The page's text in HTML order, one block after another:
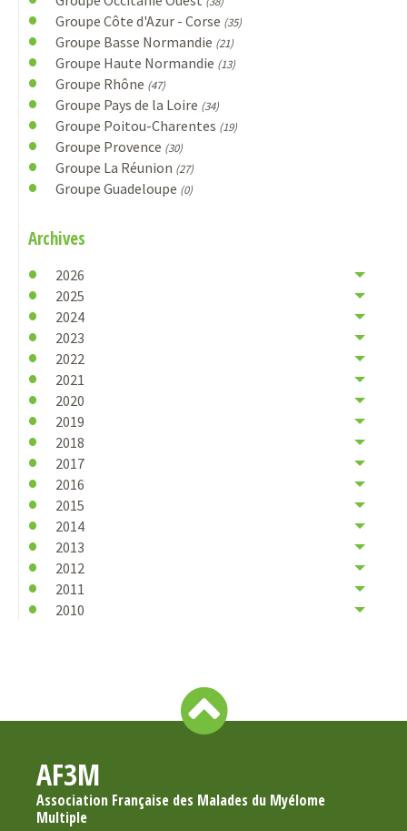
Groupe Côte d'Azur - Corse (35)
Groupe Basse Normandie (21)
Groupe Haute Normandie (13)
Groupe Rhône (47)
Groupe Pays de la Loire (34)
Groupe Poitou-Charentes (19)
Groupe Provence (30)
Groupe La Réunion (27)
Groupe Guadeloupe (0)
Archives
2026
2025
2024
2023
2022
2021
2020
2019
2018
2017
2016
2015
2014
2013
2012
2011
2010
AF3M
Association Française des Malades du Myélome
Multiple